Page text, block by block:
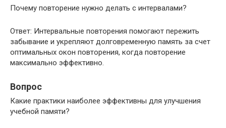
Почему повторение нужно делать с интервалами?
Ответ: Интервальные повторения помогают пережить
забывание и укрепляют долговременную память за счет
оптимальных окон повторения, когда повторение
максимально эффективно.
Вопрос
Какие практики наиболее эффективны для улучшения
учебной памяти?